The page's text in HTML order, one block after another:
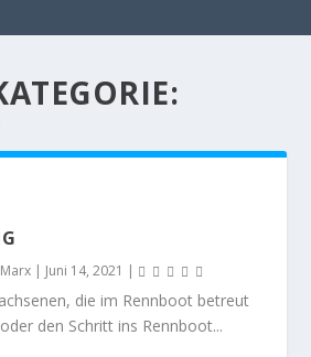
| Juni 14, 2021 |
die im Rennboot betreut
den Schritt ins Rennboot...